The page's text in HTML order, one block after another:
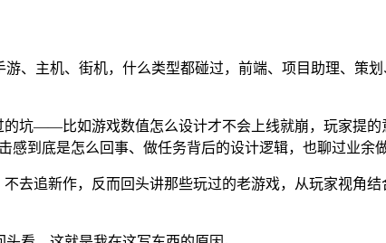
、主机、街机，什么类型都碰过，前端、项目助理、策
的坑——比如游戏数值怎么设计才不会上线就崩，玩家提
感到底是怎么回事、做任务背后的设计逻辑，也聊过业余
去追新作，反而回头讲那些玩过的老游戏，从玩家视角